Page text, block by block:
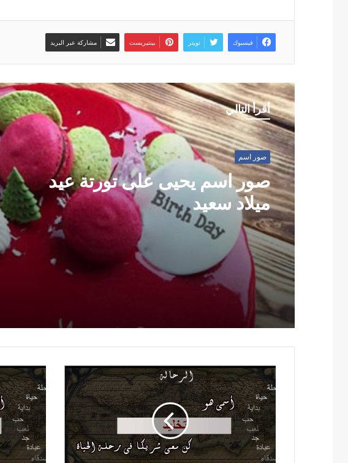
فيسبوك تويتر بينتيريست مشاركة عبر البريد
أقرأ التالي
صور اسم
صور اسم يحيى على تورتة عيد
ميلاد سعيد